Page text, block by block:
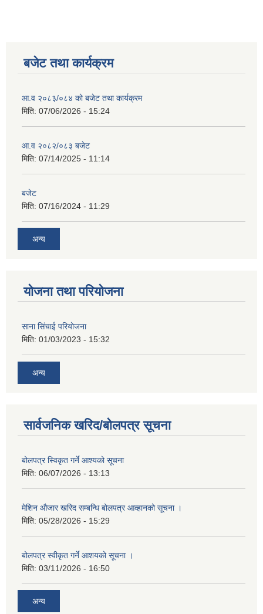
बजेट तथा कार्यक्रम
आ.व २०८३/०८४ को बजेट तथा कार्यक्रम
मिति: 07/06/2026 - 15:24
आ.व २०८२/०८३ बजेट
मिति: 07/14/2025 - 11:14
बजेट
मिति: 07/16/2024 - 11:29
अन्य
योजना तथा परियोजना
साना सिंचाई परियोजना
मिति: 01/03/2023 - 15:32
अन्य
सार्वजनिक खरिद/बोलपत्र सूचना
बोलपत्र स्विकृत गर्ने आश्यको सूचना
मिति: 06/07/2026 - 13:13
मेशिन औजार खरिद सम्बन्धि बोलपत्र आव्हानको सूचना ।
मिति: 05/28/2026 - 15:29
बोलपत्र स्वीकृत गर्ने आशयको सूचना ।
मिति: 03/11/2026 - 16:50
अन्य